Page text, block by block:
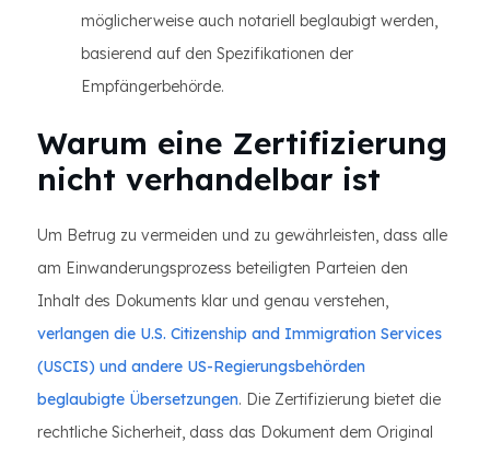
möglicherweise auch notariell beglaubigt werden,
basierend auf den Spezifikationen der
Empfängerbehörde.
Warum eine Zertifizierung
nicht verhandelbar ist
Um Betrug zu vermeiden und zu gewährleisten, dass alle
am Einwanderungsprozess beteiligten Parteien den
Inhalt des Dokuments klar und genau verstehen,
verlangen die U.S. Citizenship and Immigration Services
(USCIS) und andere US-Regierungsbehörden
beglaubigte Übersetzungen. Die Zertifizierung bietet die
rechtliche Sicherheit, dass das Dokument dem Original